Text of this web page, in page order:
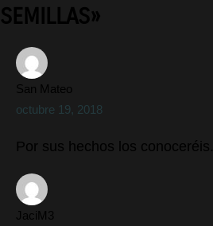
SEMILLAS»
San Mateo
octubre 19, 2018
Por sus hechos los conoceréis.
JaciM3